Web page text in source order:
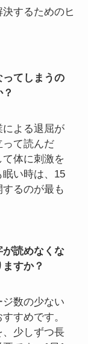
するためのヒ
てしまうの
よる退屈が
って読んだ
体に刺激を
い時は、15
るのが最も
読めなくな
すか？
数の少ない
すめです。
、少しずつ長